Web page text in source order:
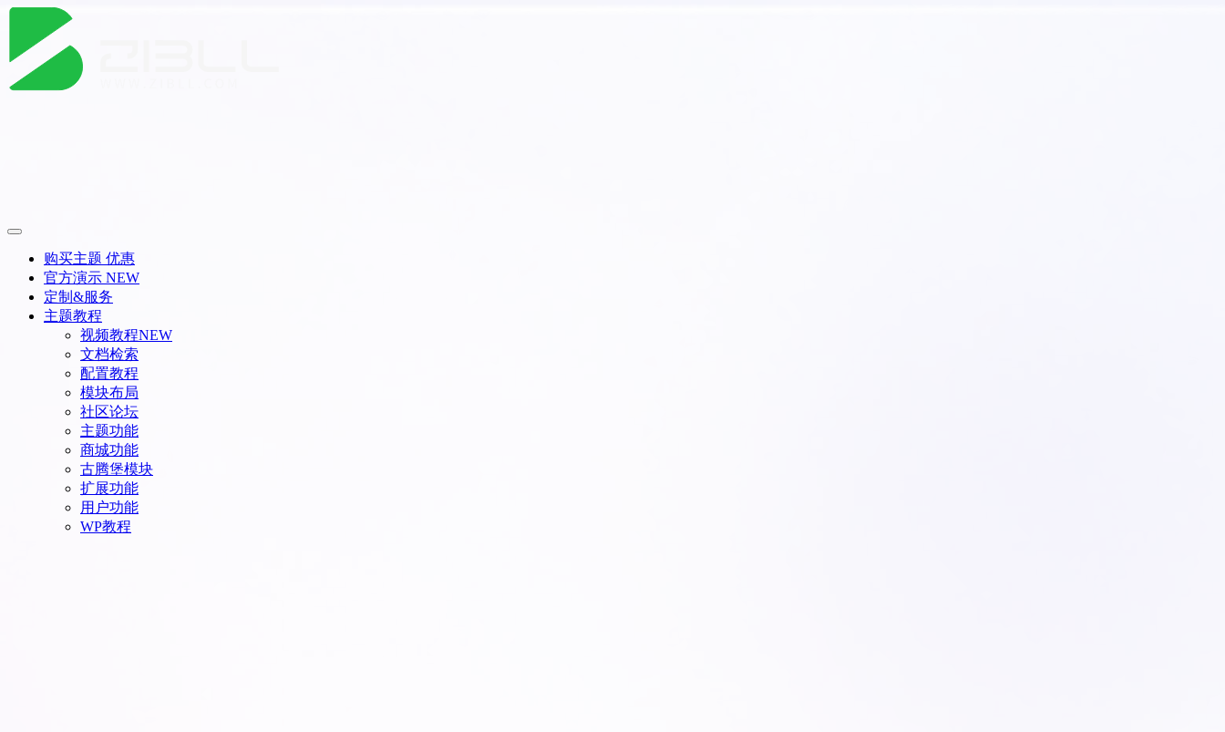
购买主题 优惠
官方演示 NEW
定制&服务
主题教程
视频教程NEW
文档检索
配置教程
模块布局
社区论坛
主题功能
商城功能
古腾堡模块
扩展功能
用户功能
WP教程